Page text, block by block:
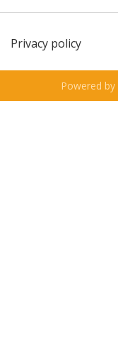
Privacy policy
Powered by